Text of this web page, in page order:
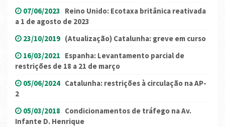
07/06/2023 Reino Unido: Ecotaxa britânica reativada
a 1 de agosto de 2023
23/10/2019 (Atualização) Catalunha: greve em curso
16/03/2021 Espanha: Levantamento parcial de
restrições de 18 a 21 de março
05/06/2024 Catalunha: restrições à circulação na AP-
2
05/03/2018 Condicionamentos de tráfego na Av.
Infante D. Henrique